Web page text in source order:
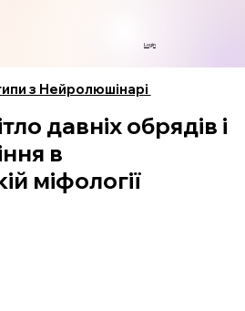
Login
з Нейролюшінарі
давніх обрядів і
в
міфології